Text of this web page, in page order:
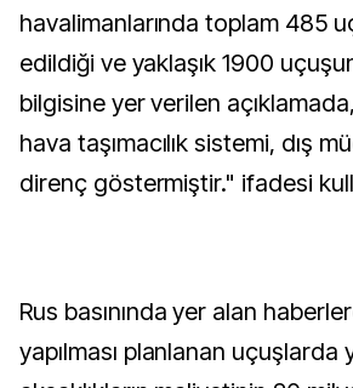
havalimanlarında toplam 485
edildiği ve yaklaşık 1900
bilgisine yer verilen
hava taşımacılık sistemi, dış
direnç göstermiştir." ifadesi
Rus basınında yer alan
yapılması planlanan uçuşlarda